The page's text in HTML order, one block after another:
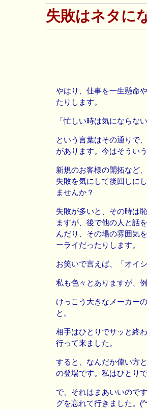
失敗はネタに
やはり、仕事を一生懸命
たりします。
「忙しい時は気にならない
という言葉はその通りで
があります。今はそうい
新規のお客様の開拓など
失敗を気にして後回しに
ませんか？
失敗が多いと、その時は
ますが、後で他の人と話
んだり、その場の雰囲気
ーライだったりします。
お笑いで言えば、「オイ
私も色々とありますが、
けっこう大きなメーカー
と。
相手はひとりでサッと終
行って来ました。
すると、なんだか偉い方
の登場です。私はひとりで
で、それはまあいいので
グを忘れて行きました。